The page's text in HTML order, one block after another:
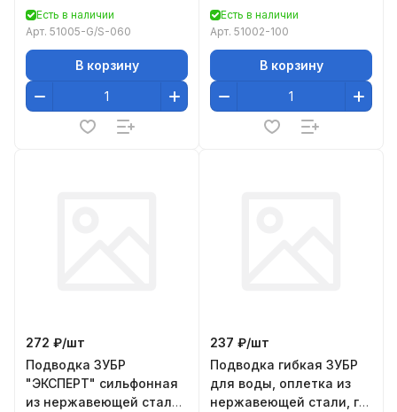
ш 1/2" - 0,6м
Есть в наличии
Арт. 51005-G/S-060
В корзину
нержавеющей стали,
укороченная, г/ш 1/2" -
Есть в наличии
Арт. 51002-100
В корзину
272 ₽/шт
Подводка ЗУБР
"ЭКСПЕРТ" сильфонная
из нержавеющей стали,
237 ₽/шт
Подводка гибкая ЗУБР
для воды, оплетка из
нержавеющей стали, г/